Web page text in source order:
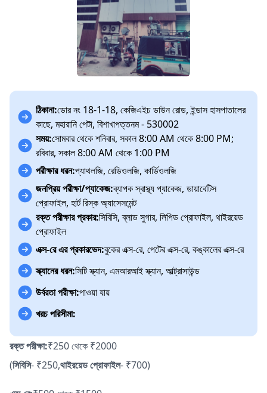
ঠিকানা:ডোর নং 18-1-18, কেজিএইচ ডাউন রোড, ইন্ডাস হাসপাতালের
কাছে, মহারানি পেটা, বিশাখাপত্তনম - 530002
সময়:সোমবার থেকে শনিবার, সকাল 8:00 AM থেকে 8:00 PM;
রবিবার, সকাল 8:00 AM থেকে 1:00 PM
পরীক্ষার ধরন:প্যাথলজি, রেডিওলজি, কার্ডিওলজি
জনপ্রিয় পরীক্ষা/প্যাকেজ:ব্যাপক স্বাস্থ্য প্যাকেজ, ডায়াবেটিস
প্রোফাইল, হার্ট রিস্ক অ্যাসেসমেন্ট
রক্ত পরীক্ষার প্রকার:সিবিসি, ব্লাড সুগার, লিপিড প্রোফাইল, থাইরয়েড
প্রোফাইল
এক্স-রে এর প্রকারভেদ:বুকের এক্স-রে, পেটের এক্স-রে, কঙ্কালের এক্স-রে
স্ক্যানের ধরন:সিটি স্ক্যান, এমআরআই স্ক্যান, আল্ট্রাসাউন্ড
উর্বরতা পরীক্ষা:পাওয়া যায়
খরচ পরিসীমা:
রক্ত পরীক্ষা:₹250 থেকে ₹2000
(সিবিসি- ₹250,থাইরয়েড প্রোফাইল- ₹700)